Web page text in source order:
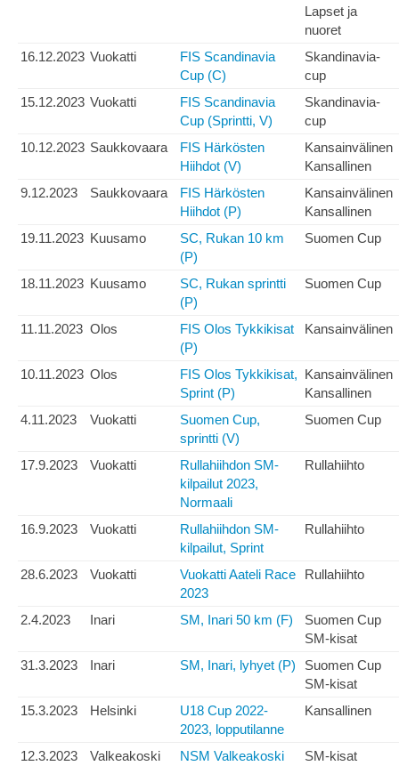
Lapset ja
nuoret
16.12.2023 Vuokatti
FIS Scandinavia
Cup (C)
Skandinavia-
cup
15.12.2023 Vuokatti
FIS Scandinavia
Cup (Sprintti, V)
Skandinavia-
cup
10.12.2023 Saukkovaara
FIS Härkösten
Hiihdot (V)
Kansainvälinen
Kansallinen
9.12.2023
Saukkovaara
FIS Härkösten
Hiihdot (P)
Kansainvälinen
Kansallinen
19.11.2023 Kuusamo
SC, Rukan 10 km
(P)
Suomen Cup
18.11.2023 Kuusamo
SC, Rukan sprintti
(P)
Suomen Cup
11.11.2023 Olos
FIS Olos Tykkikisat
(P)
Kansainvälinen
10.11.2023 Olos
FIS Olos Tykkikisat,
Sprint (P)
Kansainvälinen
Kansallinen
4.11.2023
Vuokatti
Suomen Cup,
sprintti (V)
Suomen Cup
17.9.2023 Vuokatti
Rullahiihdon SM-
kilpailut 2023,
Normaali
Rullahiihto
16.9.2023 Vuokatti
Rullahiihdon SM-
kilpailut, Sprint
Rullahiihto
28.6.2023 Vuokatti
Vuokatti Aateli Race
2023
Rullahiihto
2.4.2023 Inari SM, Inari 50 km (F)
Suomen Cup
SM-kisat
31.3.2023
Inari SM, Inari, lyhyet (P)
Suomen Cup
SM-kisat
15.3.2023
Helsinki
U18 Cup 2022-
2023, lopputilanne
Kansallinen
12.3.2023 Valkeakoski
NSM Valkeakoski
SM-kisat